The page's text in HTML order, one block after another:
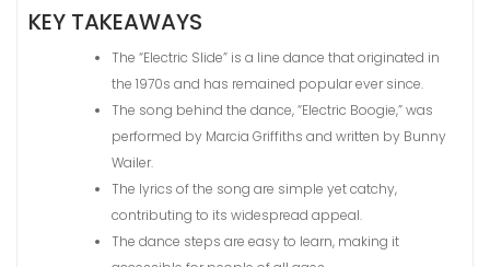
KEY TAKEAWAYS
The “Electric Slide” is a line dance that originated in
the 1970s and has remained popular ever since.
The song behind the dance, “Electric Boogie,” was
performed by Marcia Griffiths and written by Bunny
Wailer.
The lyrics of the song are simple yet catchy,
contributing to its widespread appeal.
The dance steps are easy to learn, making it